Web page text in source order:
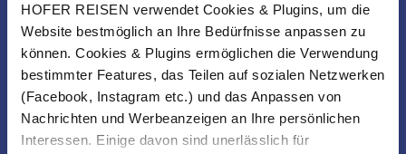
HOFER REISEN verwendet Cookies & Plugins, um die
Website bestmöglich an Ihre Bedürfnisse anpassen zu
können. Cookies & Plugins ermöglichen die Verwendung
bestimmter Features, das Teilen auf sozialen Netzwerken
(Facebook, Instagram etc.) und das Anpassen von
Nachrichten und Werbeanzeigen an Ihre persönlichen
Interessen. Einige davon sind unerlässlich für